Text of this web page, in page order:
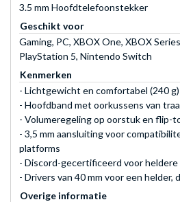
3.5 mm Hoofdtelefoonstekker
Geschikt voor
Gaming, PC, XBOX One, XBOX
PlayStation 5, Nintendo Switch
Kenmerken
- Lichtgewicht en comfortabel (240 g)
- Hoofdband met oorkussens van
- Volumeregeling op oorstuk en flip-
- 3,5 mm aansluiting voor
platforms
- Discord-gecertificeerd voor
- Drivers van 40 mm voor een helder,
Overige informatie